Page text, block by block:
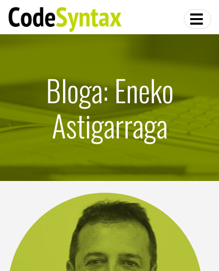
Bloga: Eneko
Astigarraga